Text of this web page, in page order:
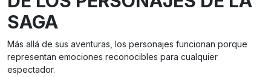
SAGA
Más allá de sus aventuras, los personajes funcionan porque
representan emociones reconocibles para cualquier
espectador.